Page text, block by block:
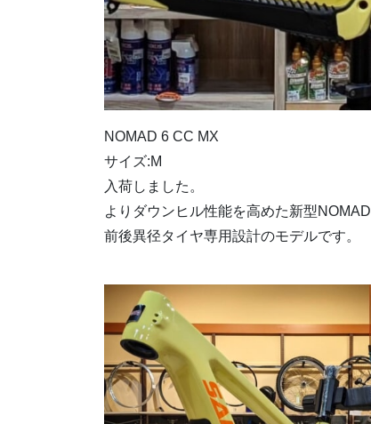
NOMAD 6 CC MX
サイズ:M
入荷しました。
よりダウンヒル性能を高めた新型NOMAD
前後異径タイヤ専用設計のモデルです。